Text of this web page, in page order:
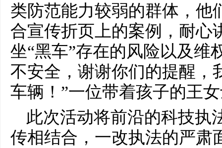
类防范能力较弱的群体，他
合宣传折页上的案例，耐心
坐“黑车”存在的风险以及维
不安全，谢谢你们的提醒，
车辆！”一位带着孩子的王
此次活动将前沿的科技执
传相结合，一改执法的严肃